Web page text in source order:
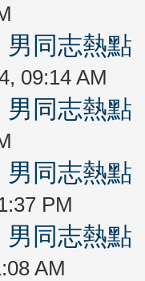
男同志熱
09:14 AM
男同志熱
男同志熱
PM
男同志熱
AM